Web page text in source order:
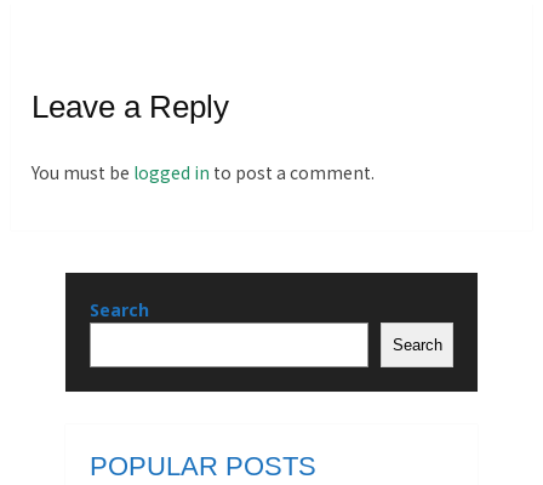
Leave a Reply
You must be logged in to post a comment.
Search
Search
POPULAR POSTS